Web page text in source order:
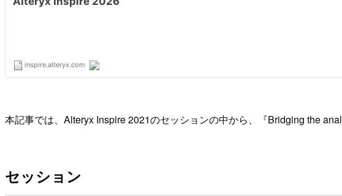
本記事では、Alteryx Inspire 2021のセッションの中から、『Bridging the
セッション